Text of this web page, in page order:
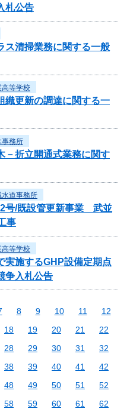
札公告
ス清掃業務に関する一般
高等学校
織更新の調達に関する一
事務所
折立開通式業務に関す
水道事務所
2号/既設管更新事業 武並
事
高等学校
実施するGHP設備定期点
争入札公告
8 9 10 11
12
18 19 20 21
22
28 29 30 31
32
38 39 40 41
42
48 49 50 51
52
58 59 60 61
62